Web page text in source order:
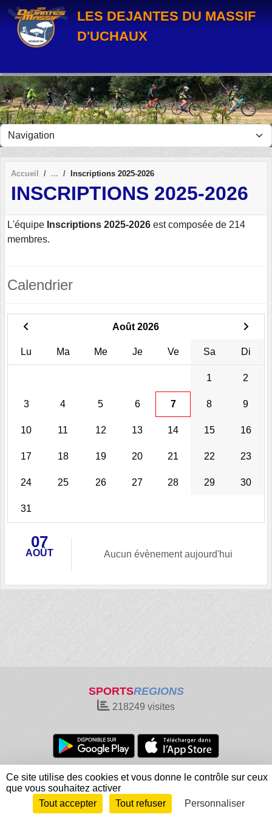
LES DEJANTES DU MASSIF
D'UCHAUX
Accueil Inscriptions 2025-2026
INSCRIPTIONS 2025-2026
L'équipe Inscriptions 2025-2026 est composée de 214
membres.
Calendrier
Août 2026
Lu Ma Me Je Ve Sa Di
1 2
3 4 5 6 7 8 9
10 11 12 13 14 15 16
17 18 19 20 21 22 23
24 25 26 27 28 29 30
31
07
AOÛT Aucun évènement aujourd'hui
SPORTSREGIONS
218249 visites
Charte cookies
Gestion des cookies
Informations légales
Signaler un contenu inapproprié
Envie de participer ?
Connexion
Panneau de gestion des cookies
Ce site utilise des cookies et vous donne le contrôle sur ceux
que vous souhaitez activer
Tout accepter
Tout refuser Personnaliser